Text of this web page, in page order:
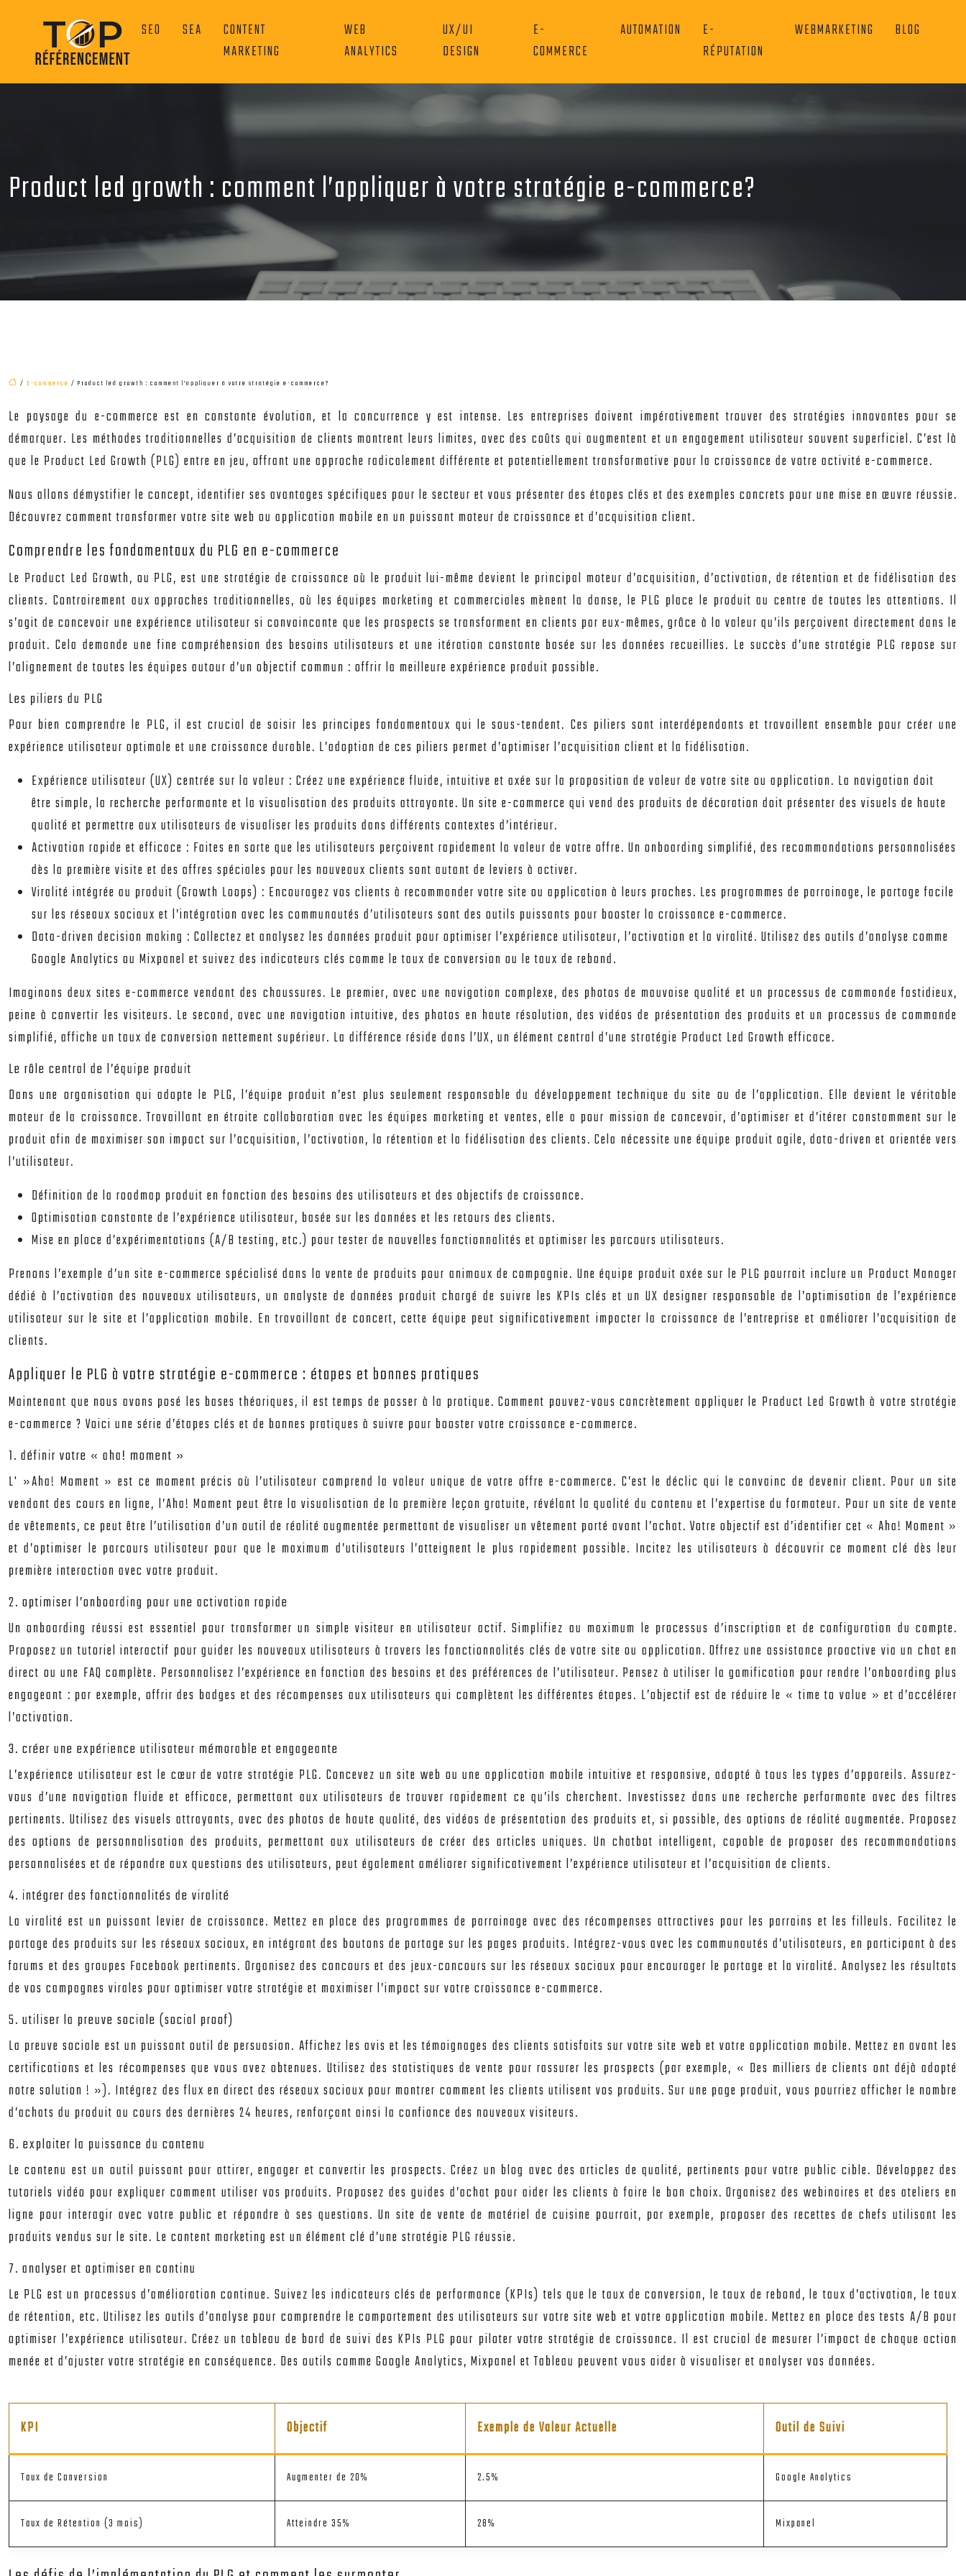
SEO SEA
CONTENT
MARKETING
WEB
ANALYTICS
UX/UI
DESIGN
E-
COMMERCE
AUTOMATION
E-
RÉPUTATION
WEBMARKETING BLOG
Product led growth : comment l’appliquer à votre stratégie e-commerce?
/ E-commerce / Product led growth : comment l’appliquer à votre stratégie e-commerce?
Le paysage du e-commerce est en constante évolution, et la concurrence y est intense. Les entreprises doivent impérativement trouver des stratégies innovantes pour se
démarquer. Les méthodes traditionnelles d’acquisition de clients montrent leurs limites, avec des coûts qui augmentent et un engagement utilisateur souvent superficiel. C’est là
que le Product Led Growth (PLG) entre en jeu, offrant une approche radicalement différente et potentiellement transformative pour la croissance de votre activité e-commerce.
Nous allons démystifier le concept, identifier ses avantages spécifiques pour le secteur et vous présenter des étapes clés et des exemples concrets pour une mise en œuvre réussie.
Découvrez comment transformer votre site web ou application mobile en un puissant moteur de croissance et d’acquisition client.
Comprendre les fondamentaux du PLG en e-commerce
Le Product Led Growth, ou PLG, est une stratégie de croissance où le produit lui-même devient le principal moteur d’acquisition, d’activation, de rétention et de fidélisation des
clients. Contrairement aux approches traditionnelles, où les équipes marketing et commerciales mènent la danse, le PLG place le produit au centre de toutes les attentions. Il
s’agit de concevoir une expérience utilisateur si convaincante que les prospects se transforment en clients par eux-mêmes, grâce à la valeur qu’ils perçoivent directement dans le
produit. Cela demande une fine compréhension des besoins utilisateurs et une itération constante basée sur les données recueillies. Le succès d’une stratégie PLG repose sur
l’alignement de toutes les équipes autour d’un objectif commun : offrir la meilleure expérience produit possible.
Les piliers du PLG
Pour bien comprendre le PLG, il est crucial de saisir les principes fondamentaux qui le sous-tendent. Ces piliers sont interdépendants et travaillent ensemble pour créer une
expérience utilisateur optimale et une croissance durable. L’adoption de ces piliers permet d’optimiser l’acquisition client et la fidélisation.
Expérience utilisateur (UX) centrée sur la valeur : Créez une expérience fluide, intuitive et axée sur la proposition de valeur de votre site ou application. La navigation doit
être simple, la recherche performante et la visualisation des produits attrayante. Un site e-commerce qui vend des produits de décoration doit présenter des visuels de haute
qualité et permettre aux utilisateurs de visualiser les produits dans différents contextes d’intérieur.
Activation rapide et efficace : Faites en sorte que les utilisateurs perçoivent rapidement la valeur de votre offre. Un onboarding simplifié, des recommandations personnalisées
dès la première visite et des offres spéciales pour les nouveaux clients sont autant de leviers à activer.
Viralité intégrée au produit (Growth Loops) : Encouragez vos clients à recommander votre site ou application à leurs proches. Les programmes de parrainage, le partage facile
sur les réseaux sociaux et l’intégration avec les communautés d’utilisateurs sont des outils puissants pour booster la croissance e-commerce.
Data-driven decision making : Collectez et analysez les données produit pour optimiser l’expérience utilisateur, l’activation et la viralité. Utilisez des outils d’analyse comme
Google Analytics ou Mixpanel et suivez des indicateurs clés comme le taux de conversion ou le taux de rebond.
Imaginons deux sites e-commerce vendant des chaussures. Le premier, avec une navigation complexe, des photos de mauvaise qualité et un processus de commande fastidieux,
peine à convertir les visiteurs. Le second, avec une navigation intuitive, des photos en haute résolution, des vidéos de présentation des produits et un processus de commande
simplifié, affiche un taux de conversion nettement supérieur. La différence réside dans l’UX, un élément central d’une stratégie Product Led Growth efficace.
Le rôle central de l’équipe produit
Dans une organisation qui adopte le PLG, l’équipe produit n’est plus seulement responsable du développement technique du site ou de l’application. Elle devient le véritable
moteur de la croissance. Travaillant en étroite collaboration avec les équipes marketing et ventes, elle a pour mission de concevoir, d’optimiser et d’itérer constamment sur le
produit afin de maximiser son impact sur l’acquisition, l’activation, la rétention et la fidélisation des clients. Cela nécessite une équipe produit agile, data-driven et orientée vers
l’utilisateur.
Définition de la roadmap produit en fonction des besoins des utilisateurs et des objectifs de croissance.
Optimisation constante de l’expérience utilisateur, basée sur les données et les retours des clients.
Mise en place d’expérimentations (A/B testing, etc.) pour tester de nouvelles fonctionnalités et optimiser les parcours utilisateurs.
Prenons l’exemple d’un site e-commerce spécialisé dans la vente de produits pour animaux de compagnie. Une équipe produit axée sur le PLG pourrait inclure un Product Manager
dédié à l’activation des nouveaux utilisateurs, un analyste de données produit chargé de suivre les KPIs clés et un UX designer responsable de l’optimisation de l’expérience
utilisateur sur le site et l’application mobile. En travaillant de concert, cette équipe peut significativement impacter la croissance de l’entreprise et améliorer l’acquisition de
clients.
Appliquer le PLG à votre stratégie e-commerce : étapes et bonnes pratiques
Maintenant que nous avons posé les bases théoriques, il est temps de passer à la pratique. Comment pouvez-vous concrètement appliquer le Product Led Growth à votre stratégie
e-commerce ? Voici une série d’étapes clés et de bonnes pratiques à suivre pour booster votre croissance e-commerce.
1. définir votre « aha! moment »
L' »Aha! Moment » est ce moment précis où l’utilisateur comprend la valeur unique de votre offre e-commerce. C’est le déclic qui le convainc de devenir client. Pour un site
vendant des cours en ligne, l’Aha! Moment peut être la visualisation de la première leçon gratuite, révélant la qualité du contenu et l’expertise du formateur. Pour un site de vente
de vêtements, ce peut être l’utilisation d’un outil de réalité augmentée permettant de visualiser un vêtement porté avant l’achat. Votre objectif est d’identifier cet « Aha! Moment »
et d’optimiser le parcours utilisateur pour que le maximum d’utilisateurs l’atteignent le plus rapidement possible. Incitez les utilisateurs à découvrir ce moment clé dès leur
première interaction avec votre produit.
2. optimiser l’onboarding pour une activation rapide
Un onboarding réussi est essentiel pour transformer un simple visiteur en utilisateur actif. Simplifiez au maximum le processus d’inscription et de configuration du compte.
Proposez un tutoriel interactif pour guider les nouveaux utilisateurs à travers les fonctionnalités clés de votre site ou application. Offrez une assistance proactive via un chat en
direct ou une FAQ complète. Personnalisez l’expérience en fonction des besoins et des préférences de l’utilisateur. Pensez à utiliser la gamification pour rendre l’onboarding plus
engageant : par exemple, offrir des badges et des récompenses aux utilisateurs qui complètent les différentes étapes. L’objectif est de réduire le « time to value » et d’accélérer
l’activation.
3. créer une expérience utilisateur mémorable et engageante
L’expérience utilisateur est le cœur de votre stratégie PLG. Concevez un site web ou une application mobile intuitive et responsive, adapté à tous les types d’appareils. Assurez-
vous d’une navigation fluide et efficace, permettant aux utilisateurs de trouver rapidement ce qu’ils cherchent. Investissez dans une recherche performante avec des filtres
pertinents. Utilisez des visuels attrayants, avec des photos de haute qualité, des vidéos de présentation des produits et, si possible, des options de réalité augmentée. Proposez
des options de personnalisation des produits, permettant aux utilisateurs de créer des articles uniques. Un chatbot intelligent, capable de proposer des recommandations
personnalisées et de répondre aux questions des utilisateurs, peut également améliorer significativement l’expérience utilisateur et l’acquisition de clients.
4. intégrer des fonctionnalités de viralité
La viralité est un puissant levier de croissance. Mettez en place des programmes de parrainage avec des récompenses attractives pour les parrains et les filleuls. Facilitez le
partage des produits sur les réseaux sociaux, en intégrant des boutons de partage sur les pages produits. Intégrez-vous avec les communautés d’utilisateurs, en participant à des
forums et des groupes Facebook pertinents. Organisez des concours et des jeux-concours sur les réseaux sociaux pour encourager le partage et la viralité. Analysez les résultats
de vos campagnes virales pour optimiser votre stratégie et maximiser l’impact sur votre croissance e-commerce.
5. utiliser la preuve sociale (social proof)
La preuve sociale est un puissant outil de persuasion. Affichez les avis et les témoignages des clients satisfaits sur votre site web et votre application mobile. Mettez en avant les
certifications et les récompenses que vous avez obtenues. Utilisez des statistiques de vente pour rassurer les prospects (par exemple, « Des milliers de clients ont déjà adopté
notre solution ! »). Intégrez des flux en direct des réseaux sociaux pour montrer comment les clients utilisent vos produits. Sur une page produit, vous pourriez afficher le nombre
d’achats du produit au cours des dernières 24 heures, renforçant ainsi la confiance des nouveaux visiteurs.
6. exploiter la puissance du contenu
Le contenu est un outil puissant pour attirer, engager et convertir les prospects. Créez un blog avec des articles de qualité, pertinents pour votre public cible. Développez des
tutoriels vidéo pour expliquer comment utiliser vos produits. Proposez des guides d’achat pour aider les clients à faire le bon choix. Organisez des webinaires et des ateliers en
ligne pour interagir avec votre public et répondre à ses questions. Un site de vente de matériel de cuisine pourrait, par exemple, proposer des recettes de chefs utilisant les
produits vendus sur le site. Le content marketing est un élément clé d’une stratégie PLG réussie.
7. analyser et optimiser en continu
Le PLG est un processus d’amélioration continue. Suivez les indicateurs clés de performance (KPIs) tels que le taux de conversion, le taux de rebond, le taux d’activation, le taux
de rétention, etc. Utilisez les outils d’analyse pour comprendre le comportement des utilisateurs sur votre site web et votre application mobile. Mettez en place des tests A/B pour
optimiser l’expérience utilisateur. Créez un tableau de bord de suivi des KPIs PLG pour piloter votre stratégie de croissance. Il est crucial de mesurer l’impact de chaque action
menée et d’ajuster votre stratégie en conséquence. Des outils comme Google Analytics, Mixpanel et Tableau peuvent vous aider à visualiser et analyser vos données.
KPI Objectif Exemple de Valeur Actuelle Outil de Suivi
Taux de Conversion Augmenter de 20% 2.5% Google Analytics
Taux de Rétention (3 mois) Atteindre 35% 28% Mixpanel